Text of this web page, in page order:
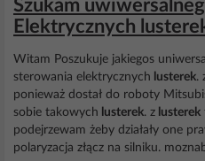
Szukam
Elektrycznych
Witam Poszukuje jakiegos
sterowania elektrycznych lusterek.
ponieważ dostał do roboty
sobie takowych lusterek. z lusterek
podejrzewam żeby działały one
polaryzacja złącz na silniku.